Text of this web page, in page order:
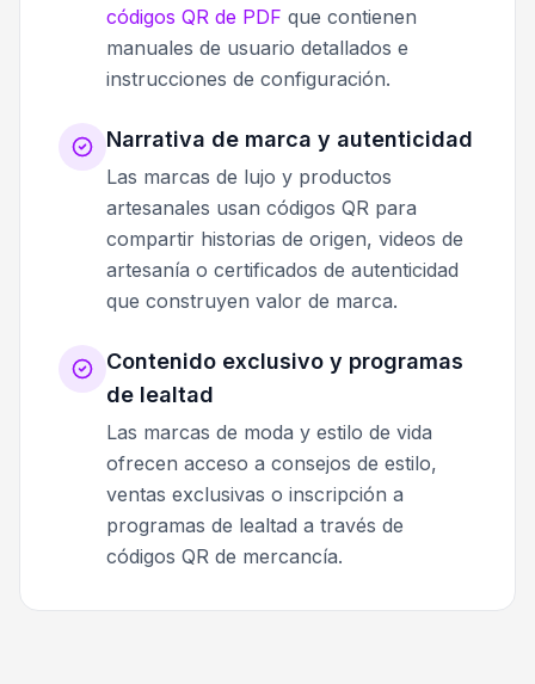
códigos QR de PDF que contienen
manuales de usuario detallados e
instrucciones de configuración.
Narrativa de marca y autenticidad
Las marcas de lujo y productos
artesanales usan códigos QR para
compartir historias de origen, videos de
artesanía o certificados de autenticidad
que construyen valor de marca.
Contenido exclusivo y programas
de lealtad
Las marcas de moda y estilo de vida
ofrecen acceso a consejos de estilo,
ventas exclusivas o inscripción a
programas de lealtad a través de
códigos QR de mercancía.